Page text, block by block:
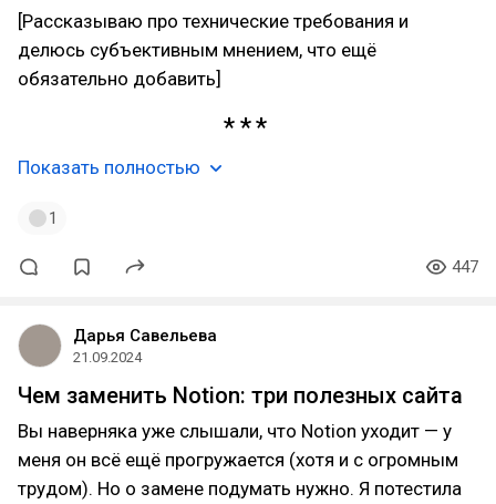
[Рассказываю про технические требования и
делюсь субъективным мнением, что ещё
обязательно добавить]
Показать полностью
1
447
Дарья Савельева
21.09.2024
Чем заменить Notion: три полезных сайта
Вы наверняка уже слышали, что Notion уходит — у
меня он всё ещё прогружается (хотя и с огромным
трудом). Но о замене подумать нужно. Я потестила